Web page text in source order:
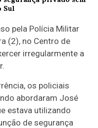
pela Polícia Militar
(2), no Centro de
irregularmente a
os policiais
abordaram José
estava utilizando
de segurança